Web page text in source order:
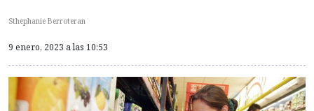
Sthephanie Berroteran
9 enero, 2023 a las 10:53